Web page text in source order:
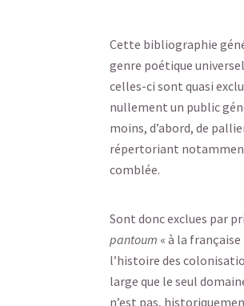
Cette bibliographie
genre poétique
celles-ci sont quasi
nullement un public
moins, d’abord, de
répertoriant
comblée.
Sont donc exclues par
pantoum « à la française
l’histoire des
large que le seul
n’est pas,